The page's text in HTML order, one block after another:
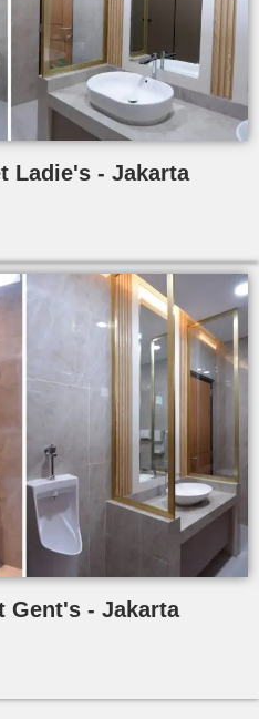
Ladie's - Jakarta
Gent's - Jakarta